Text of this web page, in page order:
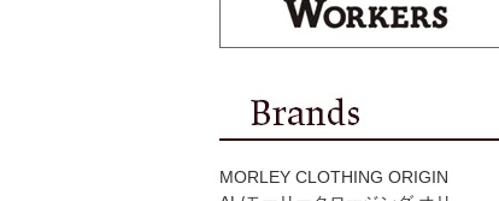
MORLEY CLOTHING ORIGIN